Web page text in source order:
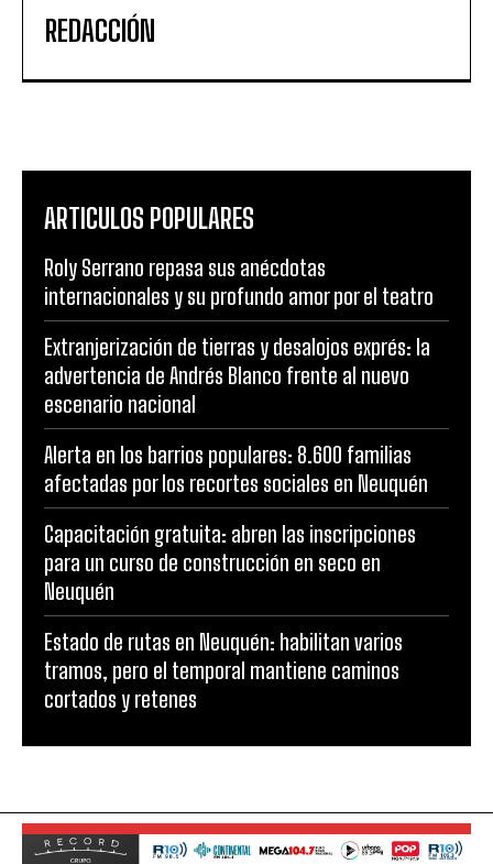
REDACCIÓN
ARTICULOS POPULARES
Roly Serrano repasa sus anécdotas
internacionales y su profundo amor por el teatro
Extranjerización de tierras y desalojos exprés: la
advertencia de Andrés Blanco frente al nuevo
escenario nacional
Alerta en los barrios populares: 8.600 familias
afectadas por los recortes sociales en Neuquén
Capacitación gratuita: abren las inscripciones
para un curso de construcción en seco en
Neuquén
Estado de rutas en Neuquén: habilitan varios
tramos, pero el temporal mantiene caminos
cortados y retenes